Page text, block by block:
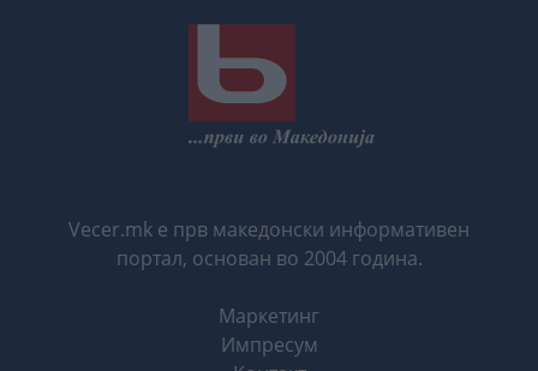
Vecer.mk е прв македонски информативен
портал, основан во 2004 година.
Маркетинг
Импресум